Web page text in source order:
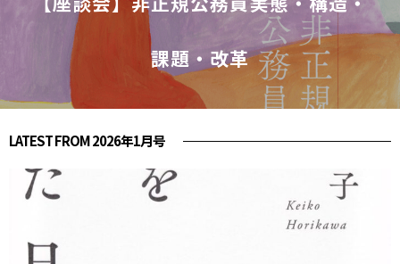
課題・改革
LATEST FROM 2026年1月号